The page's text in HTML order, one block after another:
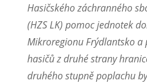
Hasičského záchranného
(HZS LK) pomoc jednotek
Mikroregionu Frýdlantsko a
hasičů z druhé strany
druhého stupně poplachu